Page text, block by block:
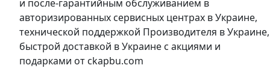
и после-гарантийным обслуживанием в
авторизированных сервисных центрах в Украине,
технической поддержкой Производителя в Украине,
быстрой доставкой в Украине с акциями и
подарками от ckapbu.com